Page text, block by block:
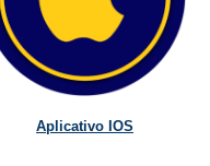
Aplicativo IOS